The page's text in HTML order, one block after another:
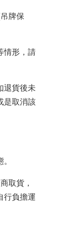
牌保
情形，請
退貨後未
是取消該
取貨，
行負擔運